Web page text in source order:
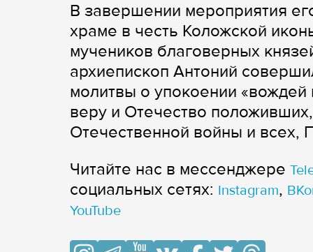
В завершении мероприятия
храме в честь Коложской
мучеников благоверных
архиепископ Антоний
молитвы о упокоении
веру и Отечество
Отечественной войны и всех,
Читайте нас в мессенджере
cоциальных сетях: Instagram,
YouTube